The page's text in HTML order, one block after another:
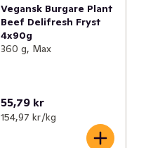
Vegansk Burgare Plant
Beef Delifresh Fryst
4x90g
360 g, Max
55,79 kr
154,97 kr /kg